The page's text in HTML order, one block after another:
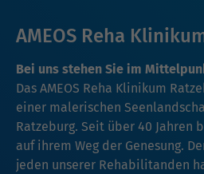
AMEOS Reha
Bei uns stehen Sie im
Das AMEOS Reha Klinikum
einer malerischen
Ratzeburg. Seit über 40 Jahren
auf ihrem Weg der Genesung.
jeden unserer Rehabilitanden